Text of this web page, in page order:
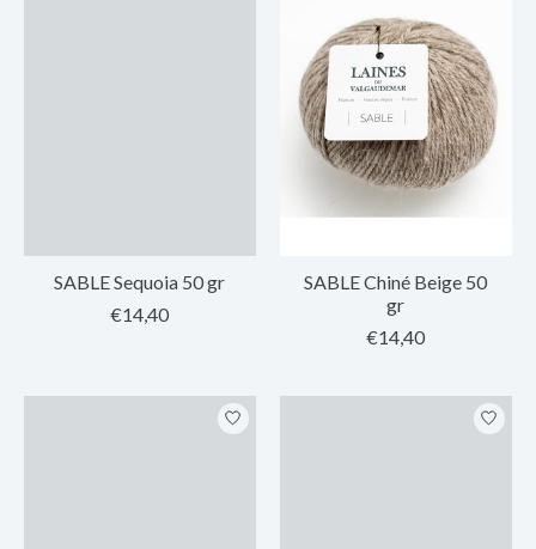
SABLE Sequoia 50 gr
€14,40
SABLE Chiné Beige 50
gr
€14,40